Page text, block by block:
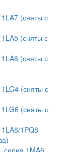
(сняты с
(сняты с
(сняты с
(сняты с
(сняты с
1PQ8
1MA6